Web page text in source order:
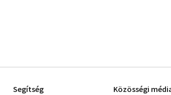
Segítség Közösségi